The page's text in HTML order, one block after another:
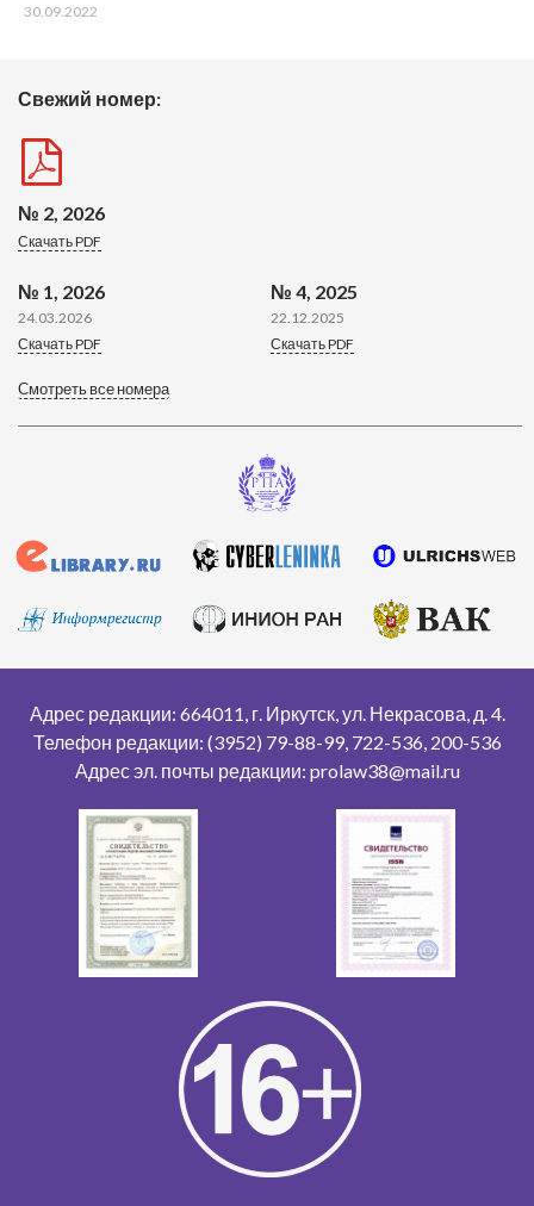
Свежий номер:
№ 2, 2026
Скачать PDF
№ 1, 2026
24.03.2026
Скачать PDF
№ 4, 2025
22.12.2025
Скачать PDF
Смотреть все номера
30.09.2022
Адрес редакции: 664011, г. Иркутск, ул. Некрасова, д. 4.
Телефон редакции: (3952) 79-88-99, 722-536, 200-536
Адрес эл. почты редакции: prolaw38@mail.ru